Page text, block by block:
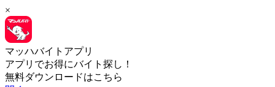
×
マッハバイトアプリ
アプリでお得にバイト探し！
無料ダウンロードはこちら